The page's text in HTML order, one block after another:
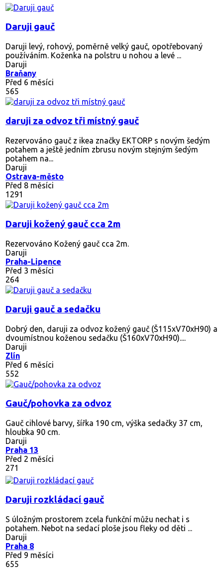
Daruji gauč
Daruji levý, rohový, poměrně velký gauč, opotřebovaný
používáním. Koženka na polstru u nohou a levé ...
Daruji
Braňany
Před 6 měsíci
565
daruji za odvoz tři místný gauč
Rezervováno gauč z ikea značky EKTORP s novým šedým
potahem a ještě jedním zbrusu novým stejným šedým
potahem na...
Daruji
Ostrava-město
Před 8 měsíci
1291
Daruji kožený gauč cca 2m
Rezervováno Kožený gauč cca 2m.
Daruji
Praha-Lipence
Před 3 měsíci
264
Daruji gauč a sedačku
Dobrý den, daruji za odvoz kožený gauč (Š115xV70xH90) a
dvoumístnou koženou sedačku (Š160xV70xH90)....
Daruji
Zlín
Před 6 měsíci
552
Gauč/pohovka za odvoz
Gauč cihlové barvy, šířka 190 cm, výška sedačky 37 cm,
hloubka 90 cm.
Daruji
Praha 13
Před 2 měsíci
271
Daruji rozkládací gauč
S úložným prostorem zcela funkční můžu nechat i s
potahem. Nebot na sedací ploše jsou fleky od děti ...
Daruji
Praha 8
Před 9 měsíci
655